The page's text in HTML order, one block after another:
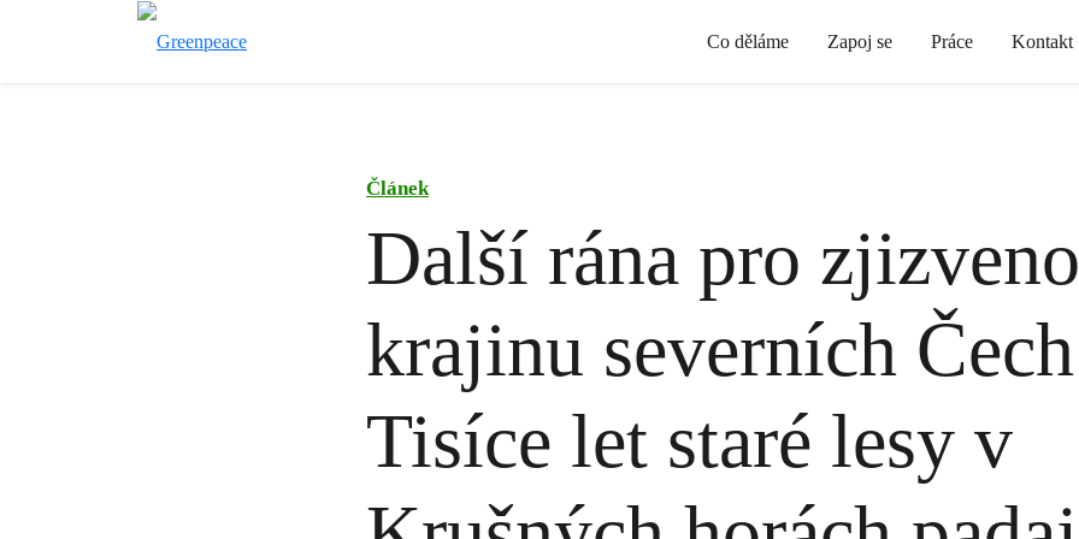
Co děláme Zapoj se Práce Kontakt
Článek
Další rána pro
krajinu severních
Tisíce let staré lesy v